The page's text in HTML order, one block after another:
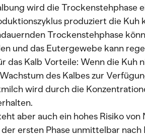
wird die Trockenstehphase
produziert die Kuh
Trockenstehphase
und das Eutergewebe kann
das Kalb Vorteile: Wenn die Kuh
des Kalbes zur
wird durch die
aber auch ein hohes Risiko
ersten Phase unmittelbar nach